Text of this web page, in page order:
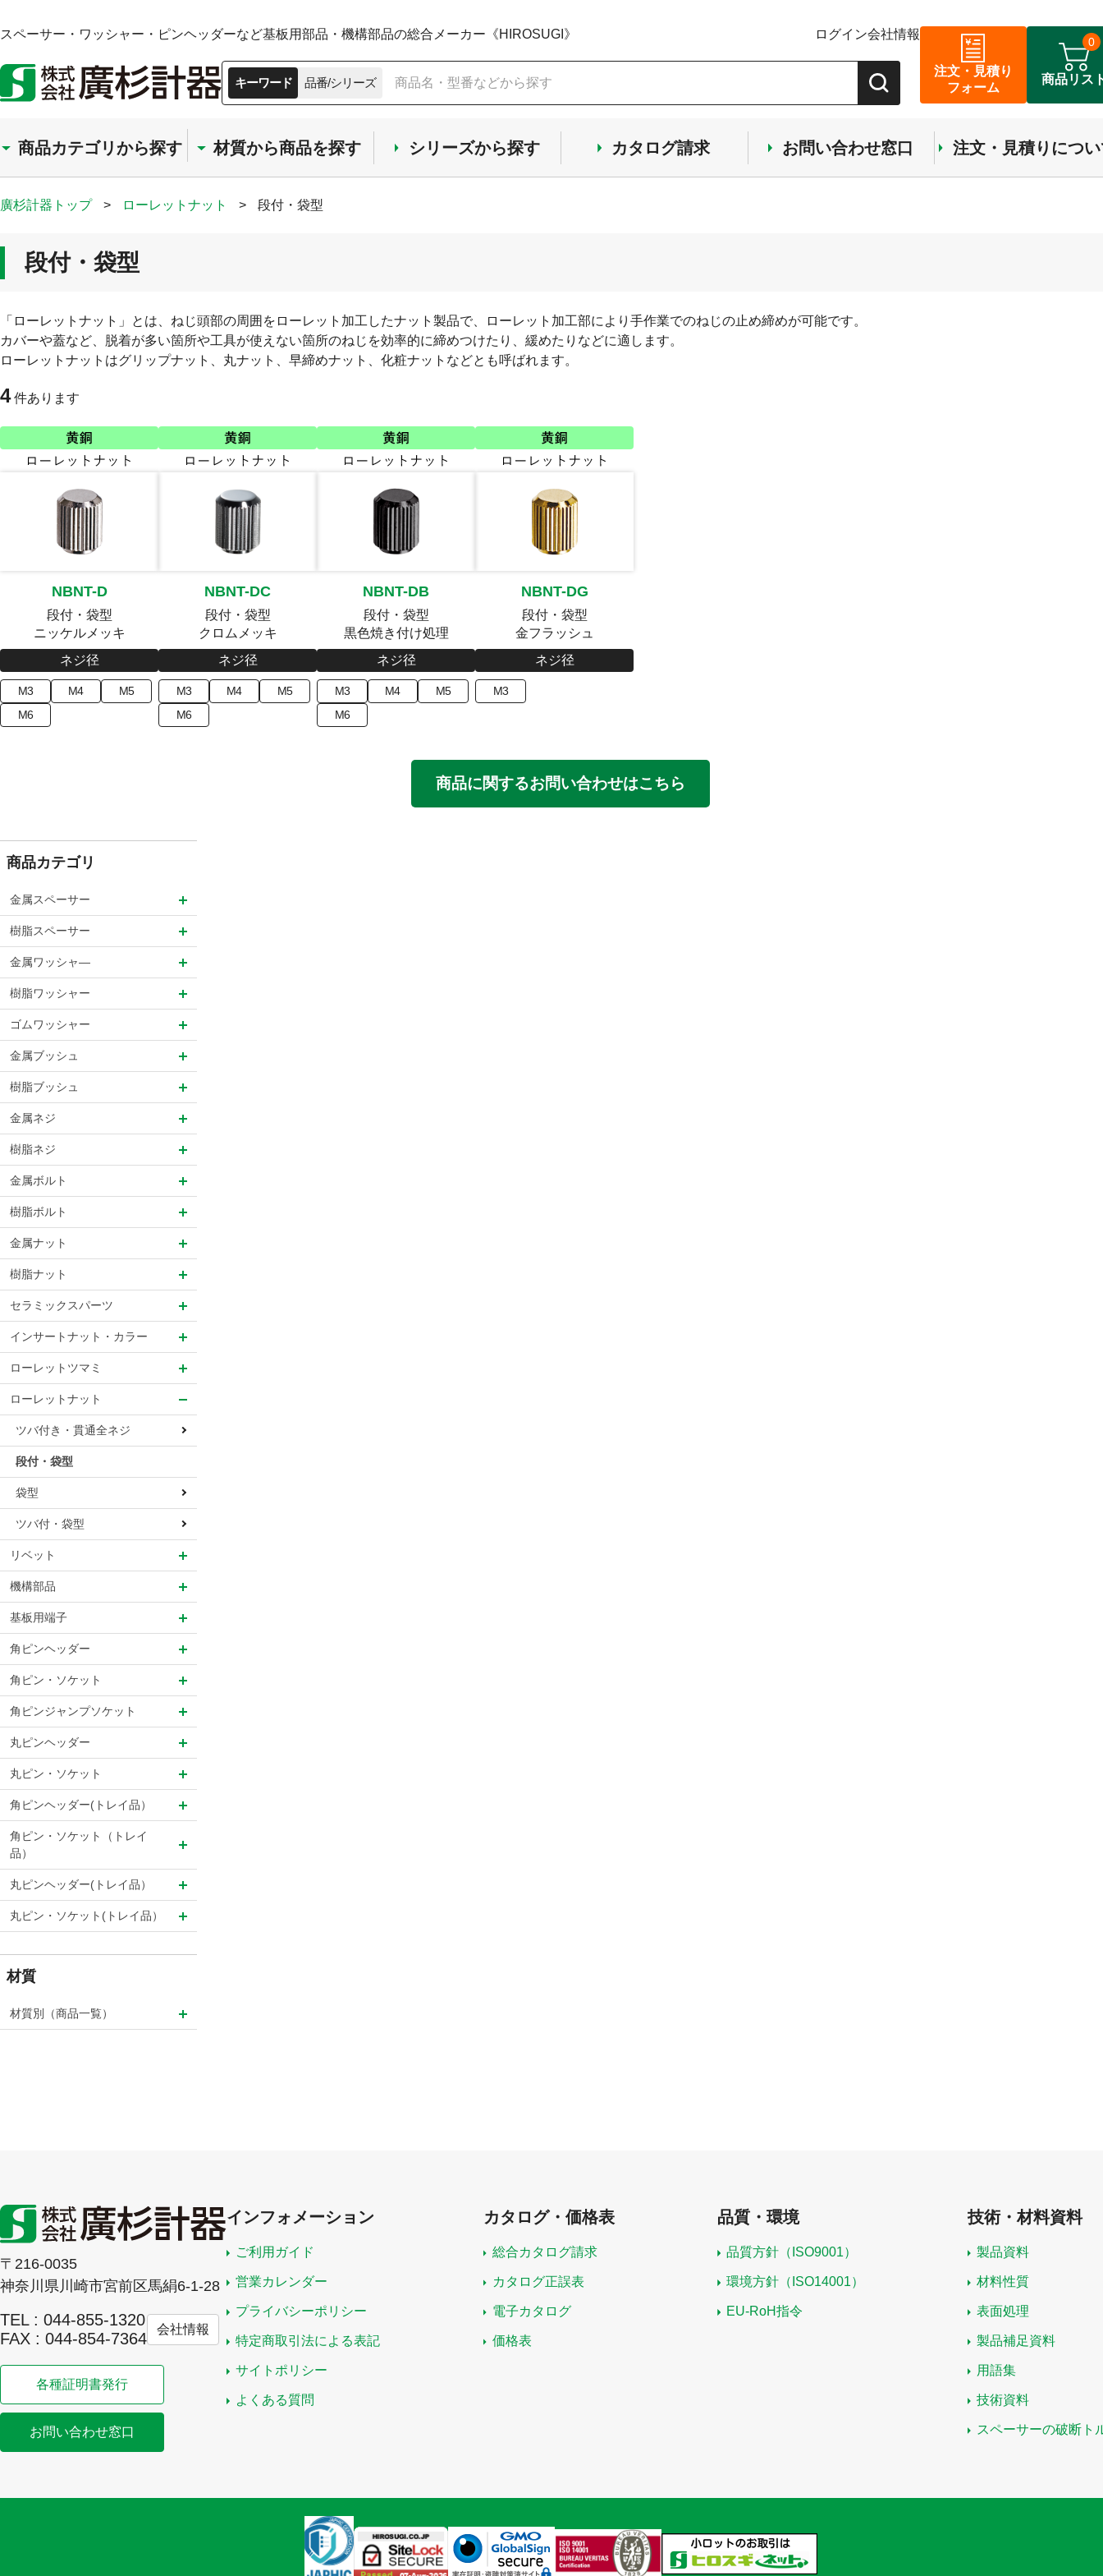
スペーサー・ワッシャー・ピンヘッダーなど基板用部品・機構部品の総合メーカー《HIROSUGI》 ログイン会社情報
キーワード 品番/シリーズ
注文・見積り
フォーム
商品リス
0
商品カテゴリから探す 材質から商品を探す シリーズから探す カタログ請求 お問い合わせ窓口 注文・見積りにつ
廣杉計器トップ > ローレットナット > 段付・袋型
段付・袋型
「ローレットナット」とは、ねじ頭部の周囲をローレット加工したナット製品で、ローレット加工部により手作業でのねじの止め締めが可能です。
カバーや蓋など、脱着が多い箇所や工具が使えない箇所のねじを効率的に締めつけたり、緩めたりなどに適します。
ローレットナットはグリップナット、丸ナット、早締めナット、化粧ナットなどとも呼ばれます。
4 件あります
NBNT-D
段付・袋型
ニッケルメッキ
ネジ径
M3 M4
M5
M6
NBNT-DC
段付・袋型
クロムメッキ
ネジ径
M3 M4
M5
M6
NBNT-DB
段付・袋型
黒色焼き付け処理
ネジ径
M3 M4
M5
M6
NBNT-DG
段付・袋型
金フラッシュ
ネジ径
M3
商品に関するお問い合わせはこちら
商品カテゴリ
金属スペーサー
樹脂スペーサー
金属ワッシャ―
樹脂ワッシャー
ゴムワッシャー
金属ブッシュ
樹脂ブッシュ
金属ネジ
樹脂ネジ
金属ボルト
樹脂ボルト
金属ナット
樹脂ナット
セラミックスパーツ
インサートナット・カラー
ローレットツマミ
ローレットナット
ツバ付き・貫通全ネジ
段付・袋型
袋型
ツバ付・袋型
リベット
機構部品
基板用端子
角ピンヘッダー
角ピン・ソケット
角ピンジャンプソケット
丸ピンヘッダー
丸ピン・ソケット
角ピンヘッダー(トレイ品）
角ピン・ソケット（トレイ
品）
丸ピンヘッダー(トレイ品）
丸ピン・ソケット(トレイ品）
材質
材質別（商品一覧）
〒216-0035
神奈川県川崎市宮前区馬絹6-1-28
TEL : 044-855-1320
FAX : 044-854-7364
会社情報
各種証明書発行
お問い合わせ窓口
インフォメーション
ご利用ガイド
営業カレンダー
プライバシーポリシー
特定商取引法による表記
サイトポリシー
よくある質問
カタログ・価格表
総合カタログ請求
カタログ正誤表
電子カタログ
価格表
品質・環境
品質方針（ISO9001）
環境方針（ISO14001）
EU-RoH指令
技術・材料資料
製品資料
材料性質
表面処理
製品補足資料
用語集
技術資料
スペーサーの破断ト